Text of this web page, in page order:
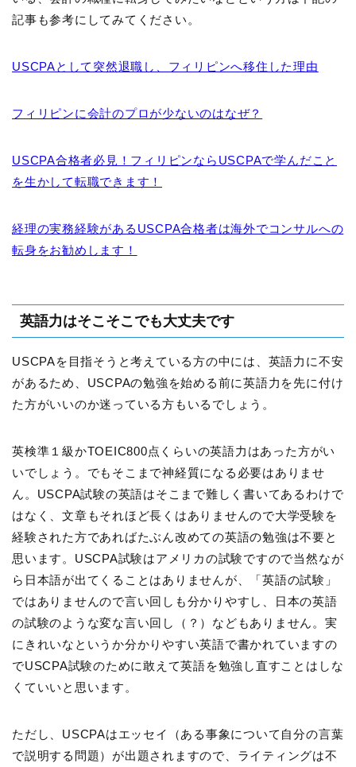
記事も参考にしてみてください。
USCPAとして突然退職し、フィリピンへ移住した理由
フィリピンに会計のプロが少ないのはなぜ？
USCPA合格者必見！フィリピンならUSCPAで学んだこと
を生かして転職できます！
経理の実務経験があるUSCPA合格者は海外でコンサルへの
転身をお勧めします！
英語力はそこそこでも大丈夫です
USCPAを目指そうと考えている方の中には、英語力に不安
があるため、USCPAの勉強を始める前に英語力を先に付け
た方がいいのか迷っている方もいるでしょう。
英検準１級かTOEIC800点くらいの英語力はあった方がい
いでしょう。でもそこまで神経質になる必要はありませ
ん。USCPA試験の英語はそこまで難しく書いてあるわけで
はなく、文章もそれほど長くはありませんので大学受験を
経験された方であればたぶん改めての英語の勉強は不要と
思います。USCPA試験はアメリカの試験ですので当然なが
ら日本語が出てくることはありませんが、「英語の試験」
ではありませんので言い回しも分かりやすし、日本の英語
の試験のような変な言い回し（？）などもありません。実
にきれいなというか分かりやすい英語で書かれていますの
でUSCPA試験のために敢えて英語を勉強し直すことはしな
くていいと思います。
ただし、USCPAはエッセイ（ある事象について自分の言葉
で説明する問題）が出題されますので、ライティングは不